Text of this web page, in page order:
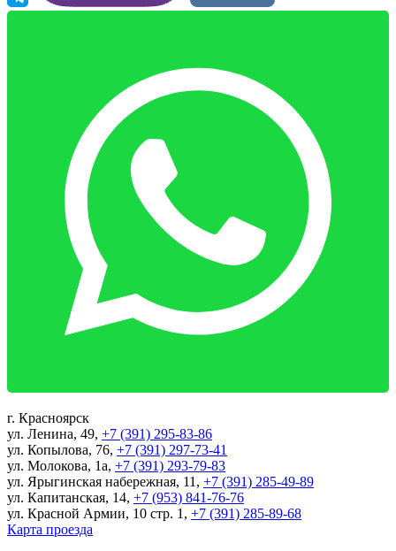
г. Красноярск
ул. Ленина, 49, +7 (391) 295-83-86
ул. Копылова, 76, +7 (391) 297-73-41
ул. Молокова, 1а, +7 (391) 293-79-83
ул. Ярыгинская набережная, 11 , +7 (391) 285-49-89
ул. Капитанская, 14, +7 (953) 841-76-76
ул. Красной Армии, 10 стр. 1 , +7 (391) 285-89-68
Карта проезда